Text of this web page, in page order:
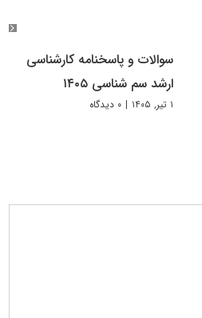
سوالات و پاسخنامه کارشناسی
ارشد سم شناسی ۱۴۰۵
۱ تیر, ۱۴۰۵ | ۰ دیدگاه